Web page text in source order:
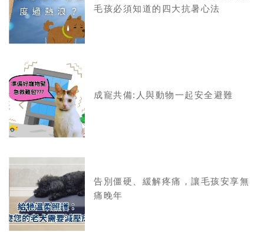
毛孩必須知道的四大抗暑心法
成寵共備:人與動物一起安全避難
告別僵硬、緩解疼痛，讓毛孩安享無
痛晚年